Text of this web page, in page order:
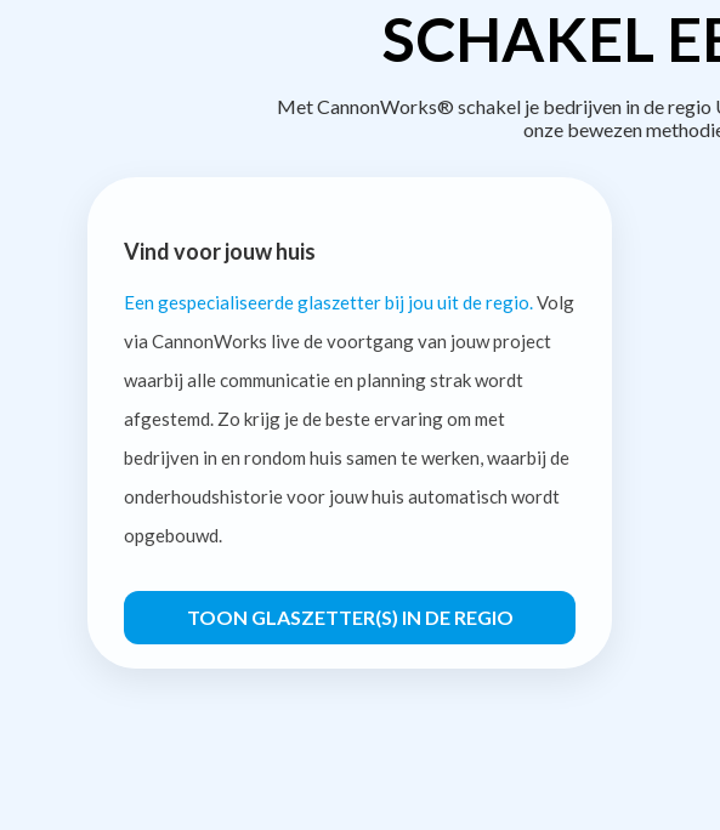
SCHAKEL
Met CannonWorks® schakel je bedrijven in de regio
onze bewezen
Vind voor jouw huis
Een gespecialiseerde glaszetter bij jou uit de regio. Volg
via CannonWorks live de voortgang van jouw project
waarbij alle communicatie en planning strak wordt
afgestemd. Zo krijg je de beste ervaring om met
bedrijven in en rondom huis samen te werken, waarbij de
onderhoudshistorie voor jouw huis automatisch wordt
opgebouwd.
TOON GLASZETTER(S) IN DE REGIO